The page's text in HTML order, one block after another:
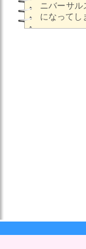
ニバーサ
になって